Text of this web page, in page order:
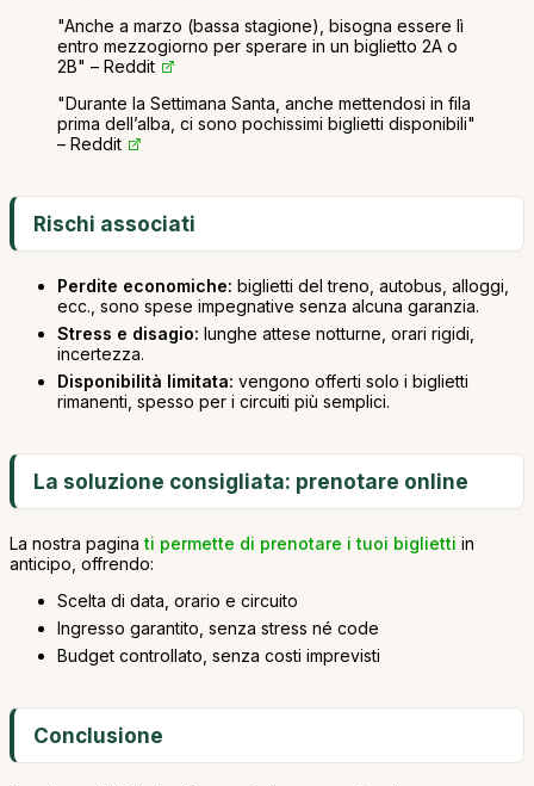
"Anche a marzo (bassa stagione), bisogna essere lì
entro mezzogiorno per sperare in un biglietto 2A o
2B" – Reddit
"Durante la Settimana Santa, anche mettendosi in fila
prima dell’alba, ci sono pochissimi biglietti disponibili"
– Reddit
Rischi associati
Perdite economiche: biglietti del treno, autobus, alloggi,
ecc., sono spese impegnative senza alcuna garanzia.
Stress e disagio: lunghe attese notturne, orari rigidi,
incertezza.
Disponibilità limitata: vengono offerti solo i biglietti
rimanenti, spesso per i circuiti più semplici.
La soluzione consigliata: prenotare online
La nostra paginati permette di prenotare i tuoi biglietti in
anticipo, offrendo:
Scelta di data, orario e circuito
Ingresso garantito, senza stress né code
Budget controllato, senza costi imprevisti
Conclusione